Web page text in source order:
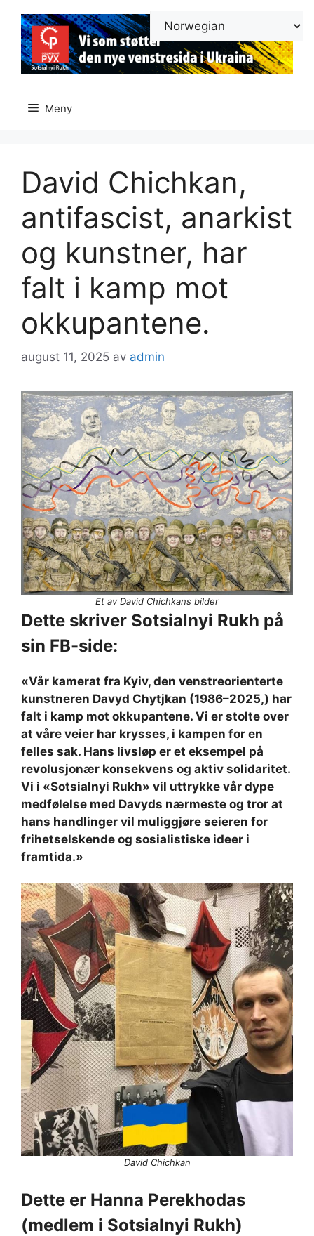
innhold
Meny
David Chichkan,
antifascist, anarkist
og kunstner, har
falt i kamp mot
okkupantene.
august 11, 2025 av admin
Et av David Chichkans bilder
Dette skriver Sotsialnyi Rukh på
sin FB-side:
«Vår kamerat fra Kyiv, den venstreorienterte
kunstneren Davyd Chytjkan (1986–2025,) har
falt i kamp mot okkupantene. Vi er stolte over
at våre veier har krysses, i kampen for en
felles sak. Hans livsløp er et eksempel på
revolusjonær konsekvens og aktiv solidaritet.
Vi i «Sotsialnyi Rukh» vil uttrykke vår dype
medfølelse med Davyds nærmeste og tror at
hans handlinger vil muliggjøre seieren for
frihetselskende og sosialistiske ideer i
framtida.»
David Chichkan
Dette er Hanna Perekhodas
(medlem i Sotsialnyi Rukh)